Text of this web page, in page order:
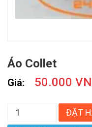
Áo Collet
Giá: 50.000
ĐẶT